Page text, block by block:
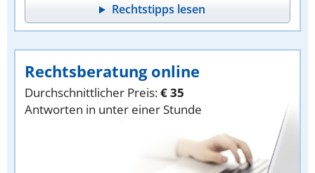
Rechtstipps lesen
Rechtsberatung online
Durchschnittlicher Preis:€ 35
Antworten in unter einer Stunde